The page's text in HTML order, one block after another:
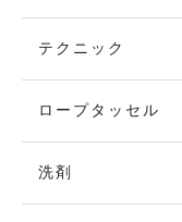
テクニック
ロープタッセル
洗剤